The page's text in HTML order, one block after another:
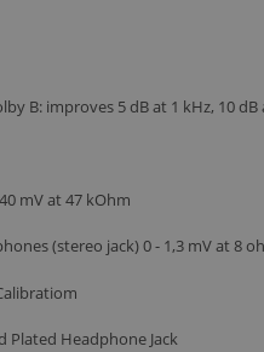
B: improves 5 dB at 1 kHz, 10
mV at 47 kOhm
(stereo jack) 0 - 1,3 mV at 8
Plated Headphone Jack